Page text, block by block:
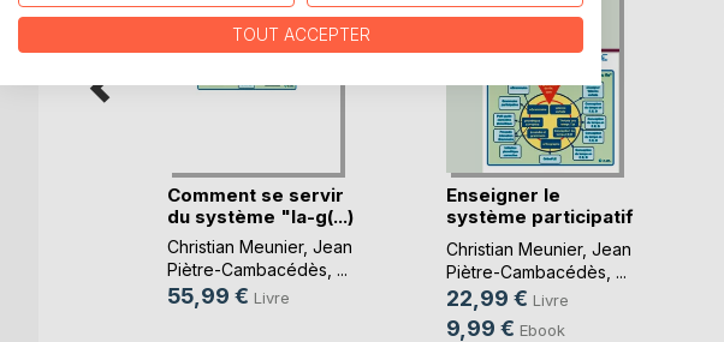
Comment se servir
du système "la-g(...)
Christian Meunier, Jean
Piètre-Cambacédès , ...
55,99 € Livre
Enseigner le
système participatif
(...)
Christian Meunier, Jean
Piètre-Cambacédès , ...
22,99 € Livre
9,99 € Ebook
TOUT ACCEPTER